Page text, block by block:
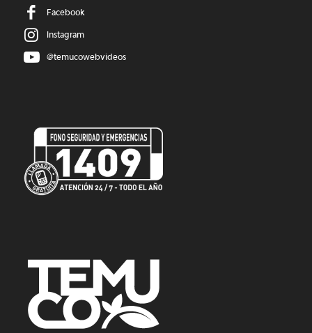
Facebook
Instagram
@temucowebvideos